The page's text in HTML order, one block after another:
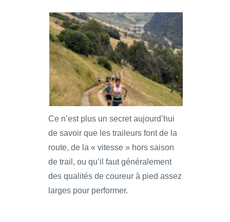
Ce n’est plus un secret aujourd’hui
de savoir que les traileurs font de la
route, de la « vitesse » hors saison
de trail, ou qu’il faut généralement
des qualités de coureur à pied assez
larges pour performer.